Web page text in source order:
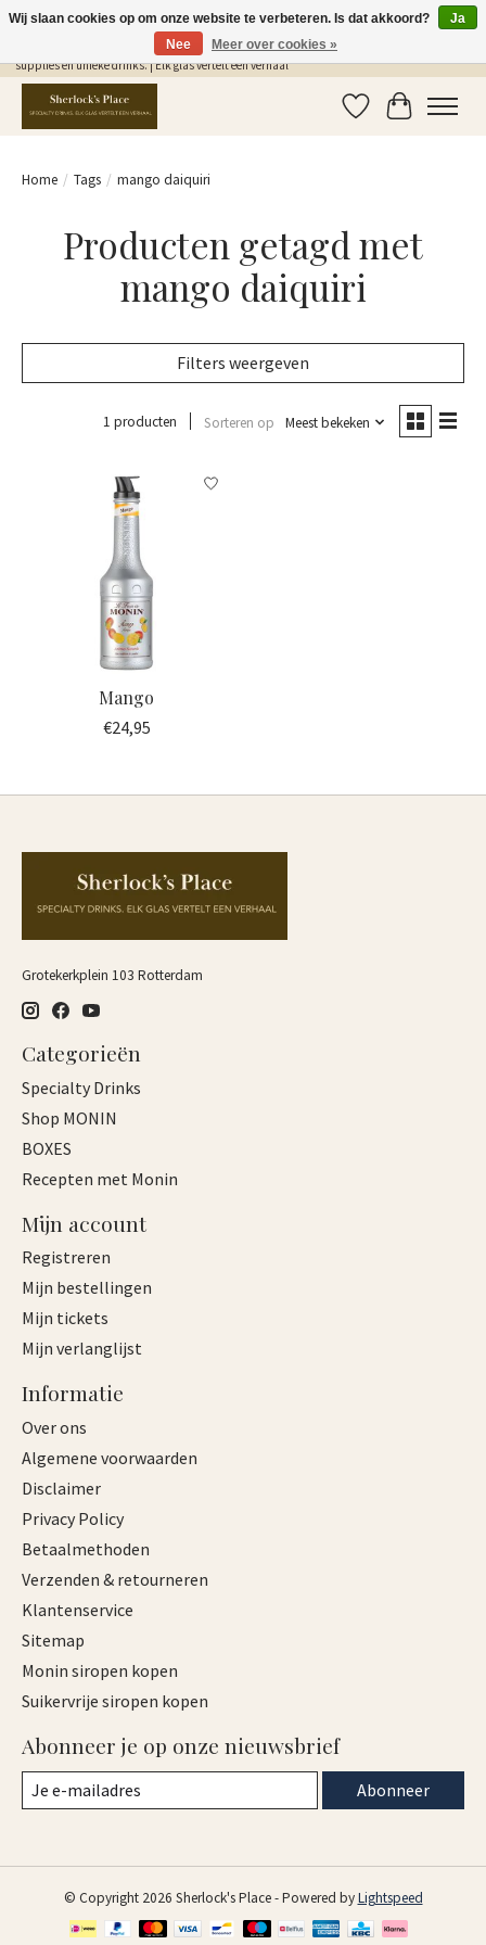
Gratis Verzending in NL vanaf €75,- | Sherlocks Place: dé plek voor MONIN siropen, bar
supplies en unieke drinks. | Elk glas vertelt een verhaal
Verlanglijst
Home / Tags / mango daiquiri
Producten getagd met
mango daiquiri
Filters weergeven
1 producten Sorteren op Meest bekeken
Mango
€24,95
Grotekerkplein 103 Rotterdam
Categorieën
Specialty Drinks
Shop MONIN
BOXES
Recepten met Monin
Mijn account
Registreren
Mijn bestellingen
Mijn tickets
Mijn verlanglijst
Informatie
Over ons
Algemene voorwaarden
Disclaimer
Privacy Policy
Betaalmethoden
Verzenden & retourneren
Klantenservice
Sitemap
Monin siropen kopen
Suikervrije siropen kopen
Abonneer je op onze nieuwsbrief
Abonneer
© Copyright 2026 Sherlock's Place - Powered byLightspeed
Wij slaan cookies op om onze website te verbeteren. Is dat akkoord?
Ja
Nee
Meer over cookies »